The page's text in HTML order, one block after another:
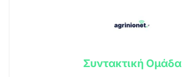
Συντακτική Ομάδα